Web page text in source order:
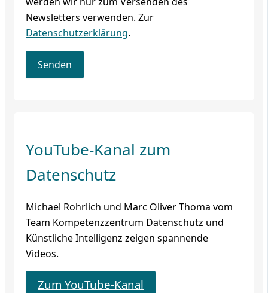
Newsletters verwenden. Zur
Datenschutzerklärung.
YouTube-Kanal zum
Datenschutz
Michael Rohrlich und Marc Oliver Thoma vom
Team Kompetenzzentrum Datenschutz und
Künstliche Intelligenz zeigen spannende
Videos.
Zum YouTube-Kanal